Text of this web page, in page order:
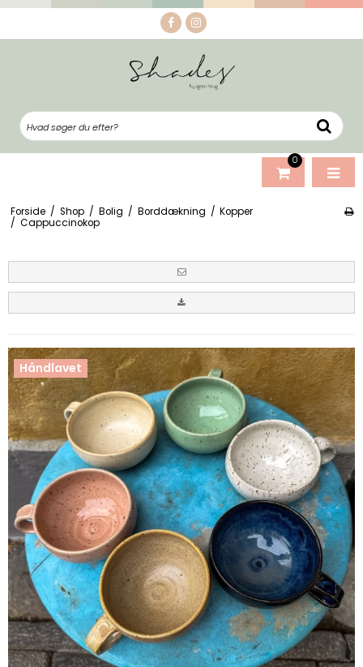
0
Forside / Shop / Bolig / Borddækning / Kopper
/ Cappuccinokop
Håndlavet